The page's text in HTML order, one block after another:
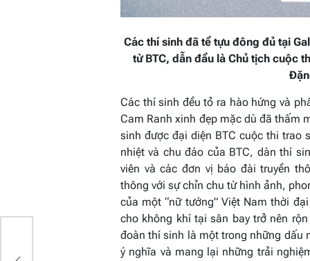
Các thí sinh đã tề tựu đông đủ tại
từ BTC, dẫn đầu là Chủ tịch cuộc
Các thí sinh đều tỏ ra hào hứng và
Cam Ranh xinh đẹp mặc dù đã thấm
sinh được đại diện BTC cuộc thi trao
nhiệt và chu đáo của BTC, dàn thí
viên và các đơn vị báo đài truyền
thông với sự chỉn chu từ hình ảnh,
của một “nữ tướng” Việt Nam thời
cho không khí tại sân bay trở nên
đoàn thí sinh là một trong những dấu
ý nghĩa và mang lại những trải